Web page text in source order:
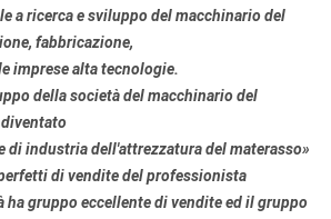
aricerca e sviluppodel macchinariodel
fabbricazione,
imprese alta tecnologie.
della società del macchinario del
diventato
di industria dell'attrezzatura del materasso»
di vendite del professionista
gruppo eccellente di vendite ed il gruppo